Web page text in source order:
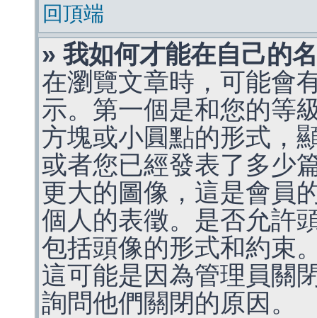
回頂端
» 我如何才能在自己的
在瀏覽文章時，可能會
示。第一個是和您的等
方塊或小圓點的形式，
或者您已經發表了多少
更大的圖像，這是會員
個人的表徵。是否允許
包括頭像的形式和約束
這可能是因為管理員關
詢問他們關閉的原因。